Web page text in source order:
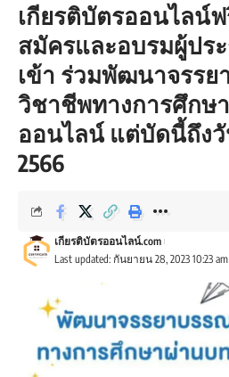
เกียรติบัตรออนไลน์
สมัครและอบรมผู้ปร
เข้า ร่วมพัฒนาจรร
วิชาชีพทางการศึกษ
ออนไลน์ แต่บัดนี้ถึงวั
2566
Last updated: กันยายน 28, 2023 10:23 am
เกียรติบัตรออนไลน์.com